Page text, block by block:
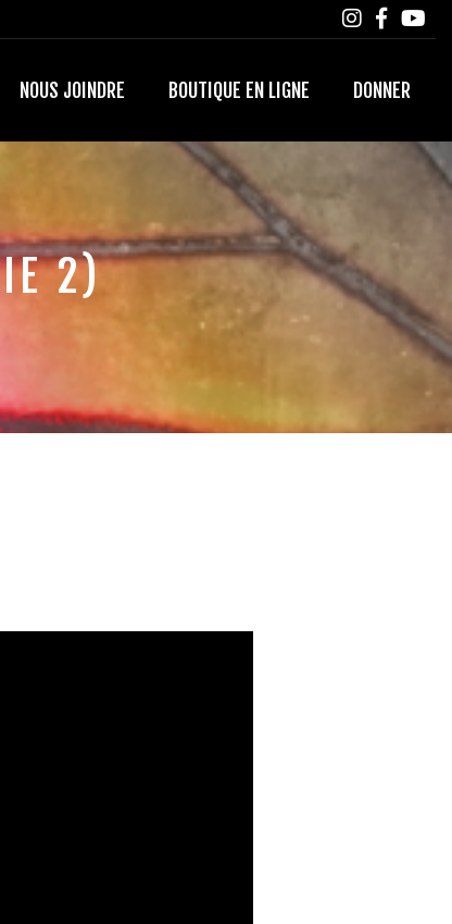
NOUS JOINDRE BOUTIQUE EN LIGNE DONNER
2)